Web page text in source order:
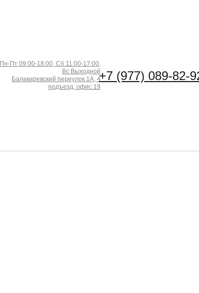
Пн-Пт 09:00-18:00, Сб 11:00-17:00,
Вс Выходной
Балакиревский переулок 1А, 4
подъезд, офис 19
+7 (977) 089-82-